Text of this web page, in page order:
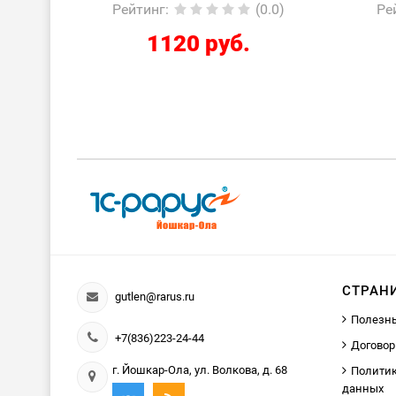
Рейтинг: (0.0)
286 руб.
gutlen@rarus.ru
+7(836)223-24-44
г. Йошкар-Ола, ул. Волкова, д. 68
данных